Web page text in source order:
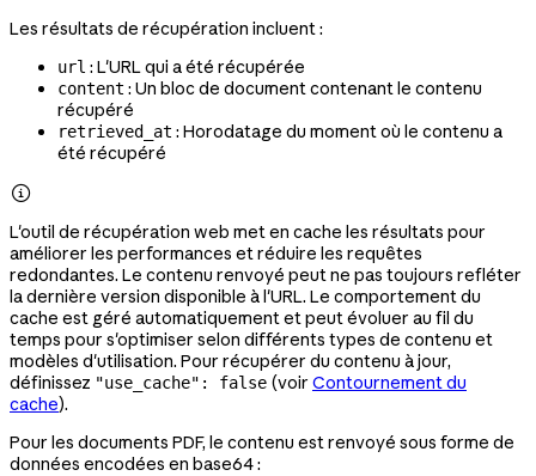
Les résultats de récupération incluent :
url : L'URL qui a été récupérée
content : Un bloc de document contenant le contenu
récupéré
retrieved_at : Horodatage du moment où le contenu a
été récupéré

L'outil de récupération web met en cache les résultats pour
améliorer les performances et réduire les requêtes
redondantes. Le contenu renvoyé peut ne pas toujours refléter
la dernière version disponible à l'URL. Le comportement du
cache est géré automatiquement et peut évoluer au fil du
temps pour s'optimiser selon différents types de contenu et
modèles d'utilisation. Pour récupérer du contenu à jour,
définissez "use_cache": false (voir Contournement du
cache).
Pour les documents PDF, le contenu est renvoyé sous forme de
données encodées en base64 :